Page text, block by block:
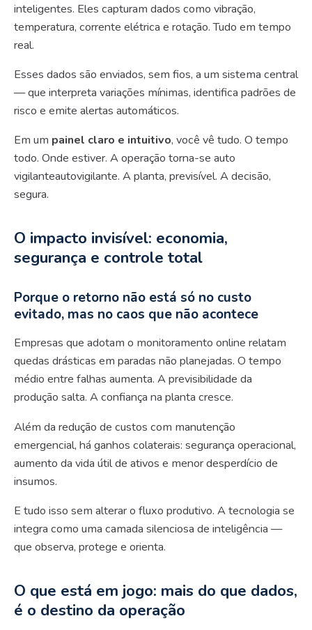
inteligentes. Eles capturam dados como vibração,
temperatura, corrente elétrica e rotação. Tudo em tempo
real.
Esses dados são enviados, sem fios, a um sistema central
— que interpreta variações mínimas, identifica padrões de
risco e emite alertas automáticos.
Em um painel claro e intuitivo, você vê tudo. O tempo
todo. Onde estiver. A operação torna-se auto
vigilanteautovigilante. A planta, previsível. A decisão,
segura.
O impacto invisível: economia,
segurança e controle total
Porque o retorno não está só no custo
evitado, mas no caos que não acontece
Empresas que adotam o monitoramento online relatam
quedas drásticas em paradas não planejadas. O tempo
médio entre falhas aumenta. A previsibilidade da
produção salta. A confiança na planta cresce.
Além da redução de custos com manutenção
emergencial, há ganhos colaterais: segurança operacional,
aumento da vida útil de ativos e menor desperdício de
insumos.
E tudo isso sem alterar o fluxo produtivo. A tecnologia se
integra como uma camada silenciosa de inteligência —
que observa, protege e orienta.
O que está em jogo: mais do que dados,
é o destino da operação